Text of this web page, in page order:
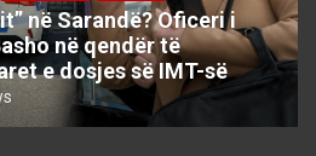
në Sarandë? Oficeri i
në qendër të
e dosjes së IMT-së